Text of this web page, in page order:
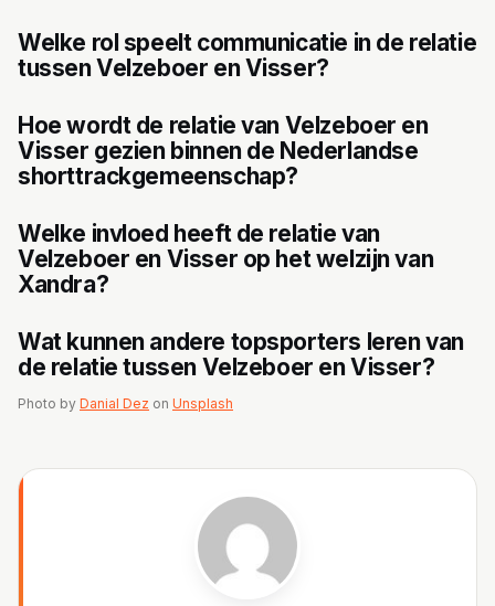
Welke rol speelt communicatie in de relatie
tussen Velzeboer en Visser?
Hoe wordt de relatie van Velzeboer en
Visser gezien binnen de Nederlandse
shorttrackgemeenschap?
Welke invloed heeft de relatie van
Velzeboer en Visser op het welzijn van
Xandra?
Wat kunnen andere topsporters leren van
de relatie tussen Velzeboer en Visser?
Photo by Danial Dez on Unsplash